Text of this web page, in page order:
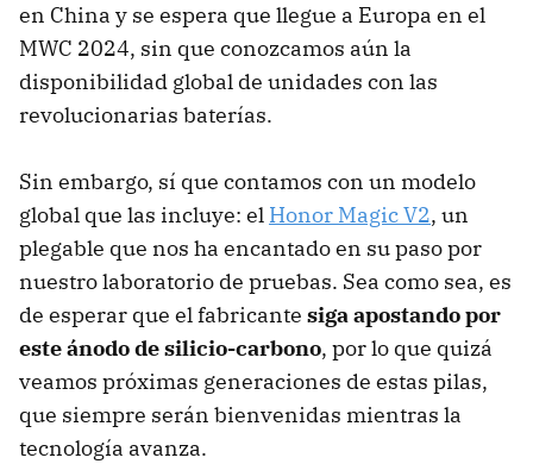
en China y se espera que llegue a Europa en el
MWC 2024, sin que conozcamos aún la
disponibilidad global de unidades con las
revolucionarias baterías.
Sin embargo, sí que contamos con un modelo
global que las incluye: el Honor Magic V2, un
plegable que nos ha encantado en su paso por
nuestro laboratorio de pruebas. Sea como sea, es
de esperar que el fabricante siga apostando por
este ánodo de silicio-carbono, por lo que quizá
veamos próximas generaciones de estas pilas,
que siempre serán bienvenidas mientras la
tecnología avanza.